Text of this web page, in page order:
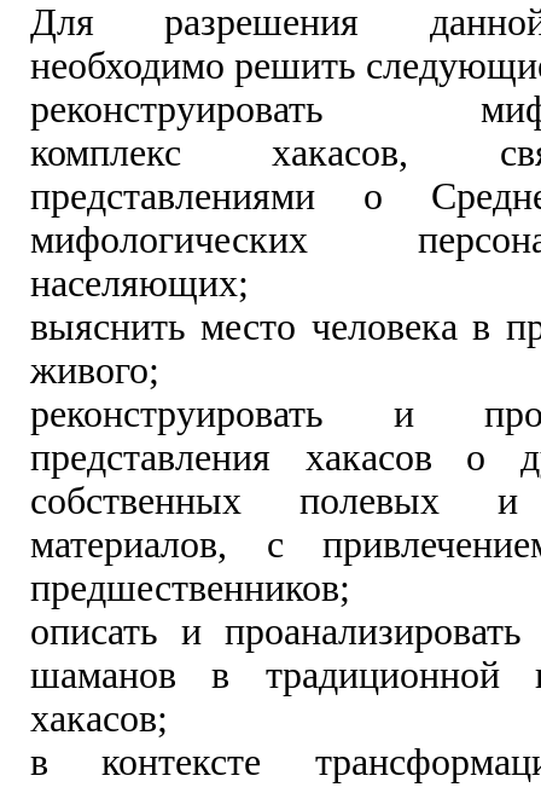
Для разрешения
необходимо решить
реконструировать
комплекс хакасов,
представлениями о
мифологических
населяющих;
выяснить место человека в
живого;
реконструировать и
представления хакасов о
собственных полевых и
материалов, с
предшественников;
описать и
шаманов в традиционной
хакасов;
в контексте